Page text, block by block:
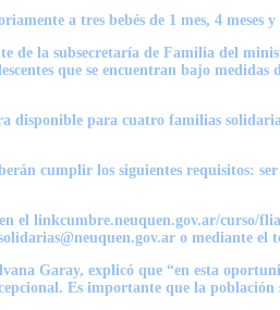
a tres bebés de 1 mes, 4
de la subsecretaría de Familia del
que se encuentran bajo
disponible para cuatro familias
cumplir los siguientes requisitos:
el linkcumbre.neuquen.gov.ar/curso/
o mediante el
Garay, explicó que “en esta
Es importante que la